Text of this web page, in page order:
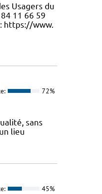
Usagers du
11 66 59
https://www.
72%
sans
lieu
45%